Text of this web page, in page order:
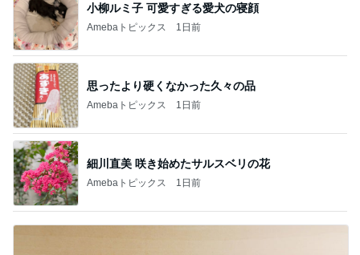
小柳ルミ子 可愛すぎる愛犬の寝顔
Amebaトピックス 1日前
思ったより硬くなかった久々の品
Amebaトピックス 1日前
細川直美 咲き始めたサルスベリの花
Amebaトピックス 1日前